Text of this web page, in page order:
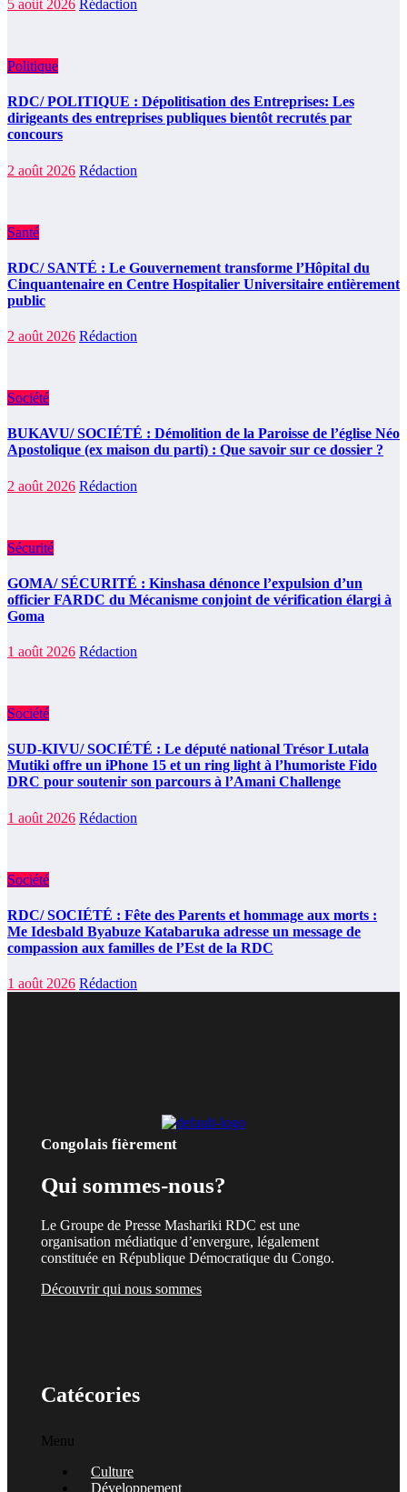
5 août 2026 Rédaction
Politique
RDC/ POLITIQUE : Dépolitisation des Entreprises: Les
dirigeants des entreprises publiques bientôt recrutés par
concours
2 août 2026 Rédaction
Santé
RDC/ SANTÉ : Le Gouvernement transforme l’Hôpital du
Cinquantenaire en Centre Hospitalier Universitaire entièrement
public
2 août 2026 Rédaction
Société
BUKAVU/ SOCIÉTÉ : Démolition de la Paroisse de l’église Néo
Apostolique (ex maison du parti) : Que savoir sur ce dossier ?
2 août 2026 Rédaction
Sécurité
GOMA/ SÉCURITÉ : Kinshasa dénonce l’expulsion d’un
officier FARDC du Mécanisme conjoint de vérification élargi à
Goma
1 août 2026 Rédaction
Société
SUD-KIVU/ SOCIÉTÉ : Le député national Trésor Lutala
Mutiki offre un iPhone 15 et un ring light à l’humoriste Fido
DRC pour soutenir son parcours à l’Amani Challenge
1 août 2026 Rédaction
Société
RDC/ SOCIÉTÉ : Fête des Parents et hommage aux morts :
Me Idesbald Byabuze Katabaruka adresse un message de
compassion aux familles de l’Est de la RDC
1 août 2026 Rédaction
Congolais fièrement
Qui sommes-nous?
Le Groupe de Presse Mashariki RDC est une
organisation médiatique d’envergure, légalement
constituée en République Démocratique du Congo.
Découvrir qui nous sommes
Catécories
Menu
Culture
Développement